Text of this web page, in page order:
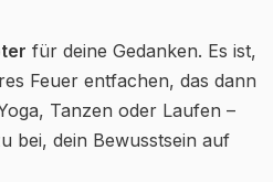
für deine Gedanken. Es ist,
Feuer entfachen, das dann
Tanzen oder Laufen –
bei, dein Bewusstsein auf